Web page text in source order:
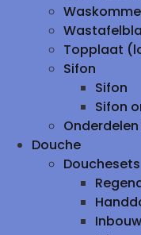
Topplaat
Sifon
Sifon
Sifon
Douche
Douchesets